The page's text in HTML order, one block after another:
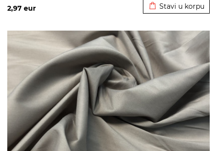
2,97 eur Stavi u korpu